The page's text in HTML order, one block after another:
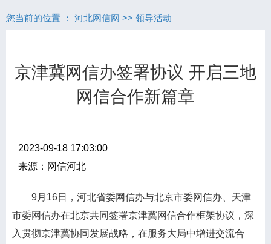
您当前的位置 ： 河北网信网 >> 领导活动
京津冀网信办签署协议 开启三地
网信合作新篇章
2023-09-18 17:03:00
来源：网信河北
9月16日，河北省委网信办与北京市委网信办、天津
市委网信办在北京共同签署京津冀网信合作框架协议，深
入贯彻京津冀协同发展战略，在服务大局中增进交流合